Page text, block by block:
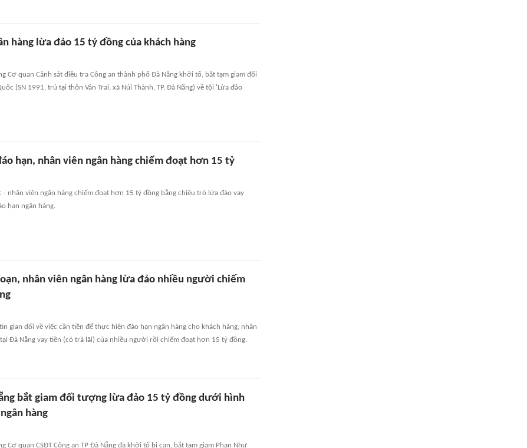
hàng lừa đảo 15 tỷ đồng của khách hàng
Cơ quan Cảnh sát điều tra Công an thành phố Đà Nẵng khởi tố, bắt tạm giam đối
(SN 1991, trú tại thôn Vân Trai, xã Núi Thành, TP. Đà Nẵng) về tội 'Lừa đảo
hạn, nhân viên ngân hàng chiếm đoạt hơn 15 tỷ
- nhân viên ngân hàng chiếm đoạt hơn 15 tỷ đồng bằng chiêu trò lừa đảo vay
hạn ngân hàng.
nhân viên ngân hàng lừa đảo nhiều người chiếm
gian dối về việc cần tiền để thực hiện đáo hạn ngân hàng cho khách hàng, nhân
Đà Nẵng vay tiền (có trả lãi) của nhiều người rồi chiếm đoạt hơn 15 tỷ đồng.
bắt giam đối tượng lừa đảo 15 tỷ đồng dưới hình
hàng
Cơ quan CSĐT Công an TP Đà Nẵng đã khởi tố bị can, bắt tạm giam Phan Như